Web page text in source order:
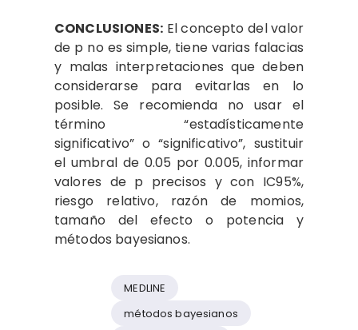
CONCLUSIONES:El concepto del valor
de p no es simple, tiene varias falacias
y malas interpretaciones que deben
considerarse para evitarlas en lo
posible. Se recomienda no usar el
término “estadísticamente
significativo” o “significativo”, sustituir
el umbral de 0.05 por 0.005, informar
valores de p precisos y con IC95%,
riesgo relativo, razón de momios,
tamaño del efecto o potencia y
métodos bayesianos.
MEDLINE
métodos bayesianos